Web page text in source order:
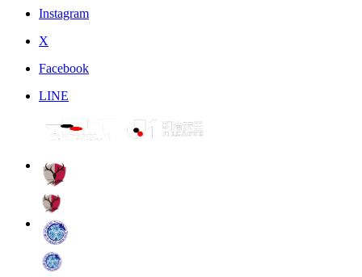
Instagram
X
Facebook
LINE